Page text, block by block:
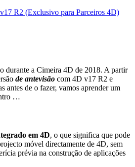
R2 (Exclusivo para Parceiros 4D)
durante a Cimeira 4D de 2018. A partir
de antevisão com 4D v17 R2 e
antes de o fazer, vamos aprender um
…
em 4D, o que significa que pode
móvel directamente de 4D, sem
prévia na construção de aplicações